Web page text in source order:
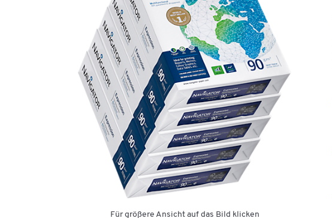
Für größere Ansicht auf das Bild klicken